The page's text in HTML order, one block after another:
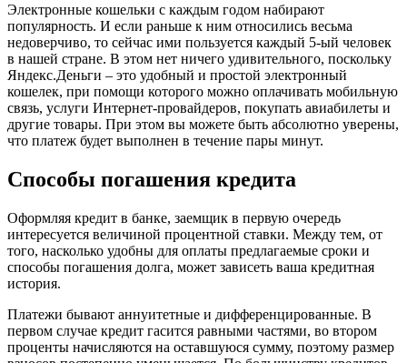
Электронные кошельки с каждым годом набирают
популярность. И если раньше к ним относились весьма
недоверчиво, то сейчас ими пользуется каждый 5-ый человек
в нашей стране. В этом нет ничего удивительного, поскольку
Яндекс.Деньги – это удобный и простой электронный
кошелек, при помощи которого можно оплачивать мобильную
связь, услуги Интернет-провайдеров, покупать авиабилеты и
другие товары. При этом вы можете быть абсолютно уверены,
что платеж будет выполнен в течение пары минут.
Способы погашения кредита
Оформляя кредит в банке, заемщик в первую очередь
интересуется величиной процентной ставки. Между тем, от
того, насколько удобны для оплаты предлагаемые сроки и
способы погашения долга, может зависеть ваша кредитная
история.
Платежи бывают аннуитетные и дифференцированные. В
первом случае кредит гасится равными частями, во втором
проценты начисляются на оставшуюся сумму, поэтому размер